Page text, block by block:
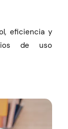
eficiencia y
de uso